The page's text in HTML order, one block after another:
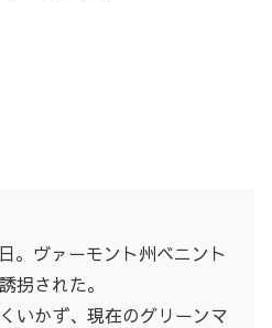
。ヴァーモント州ベニント
拐された。
いかず、現在のグリーンマ